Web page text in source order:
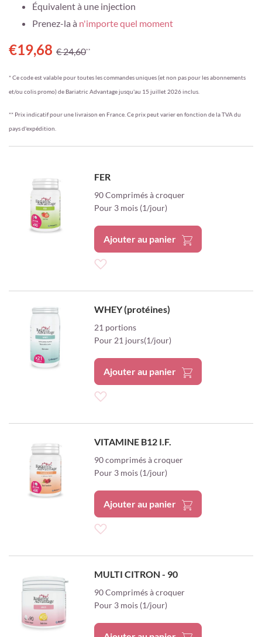
Équivalent à une injection
Prenez-la à n'importe quel moment
€19,68 € 24,60**
* Ce code est valable pour toutes les commandes uniques (et non pas pour les abonnements
et/ou colis promo) de Bariatric Advantage jusqu'au 15 juillet 2026 inclus.
** Prix indicatif pour une livraison en France. Ce prix peut varier en fonction de la TVA du
pays d'expédition.
FER
90 Comprimés à croquer
Pour 3 mois (1/jour)
Ajouter au panier
ma
liste
WHEY (protéines)
21 portions
Pour 21 jours(1/jour)
Ajouter au panier
ma
liste
VITAMINE B12 I.F.
90 comprimés à croquer
Pour 3 mois (1/jour)
Ajouter au panier
ma
liste
MULTI CITRON - 90
90 Comprimés à croquer
Pour 3 mois (1/jour)